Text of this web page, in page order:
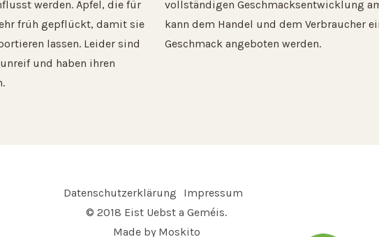
werden. Äpfel, die für
früh gepflückt, damit sie
lassen. Leider sind
und haben ihren
vollständigen Geschmacksentwicklung
kann dem Handel und dem Verbraucher
Geschmack angeboten werden.
Datenschutzerklärung
Impressum
© 2018 Eist Uebst a Geméis.
Made by Moskito